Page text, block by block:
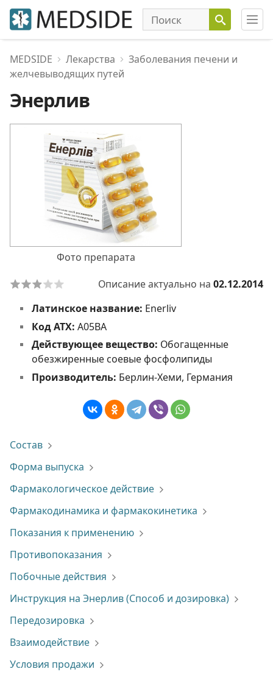
MEDSIDE Лекарства
Заболевания печени и
желчевыводящих путей
Энерлив
Фото препарата
Описание актуально на 02.12.2014
Латинское название: Enerliv
Код АТХ: A05BA
Действующее вещество: Обогащенные
обезжиренные соевые фосфолипиды
Производитель: Берлин-Хеми, Германия
Состав
Форма выпуска
Фармакологическое действие
Фармакодинамика и фармакокинетика
Показания к применению
Противопоказания
Побочные действия
Инструкция на Энерлив (Способ и дозировка)
Передозировка
Взаимодействие
Условия продажи